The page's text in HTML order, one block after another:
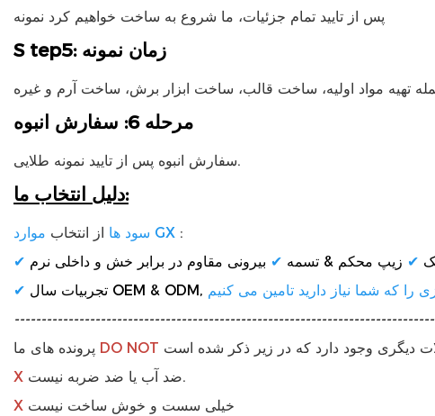
پس از تایید تمام جزئیات، ما شروع به ساخت خواهیم کرد نمونه
S tep5: زمان نمونه
تهیه مواد اولیه، ساخت قالب، ساخت ابزار برش، ساخت آرم و غیره
مرحله 6: سفارش انبوه
سفارش انبوه پس از تایید نمونه طلایی.
دلیل انتخاب ما:
سود ها از انتخاب موارد GX :
✔
✔ زیپ محکم & تسمه ✔ بیرونی مقاوم در برابر خش و داخلی نرم
✔
تجربیات سال OEM & ODM,
DO NOT
X
ضد آب یا ضد ضربه نیست.
X خیلی سست و خوش ساخت نیست